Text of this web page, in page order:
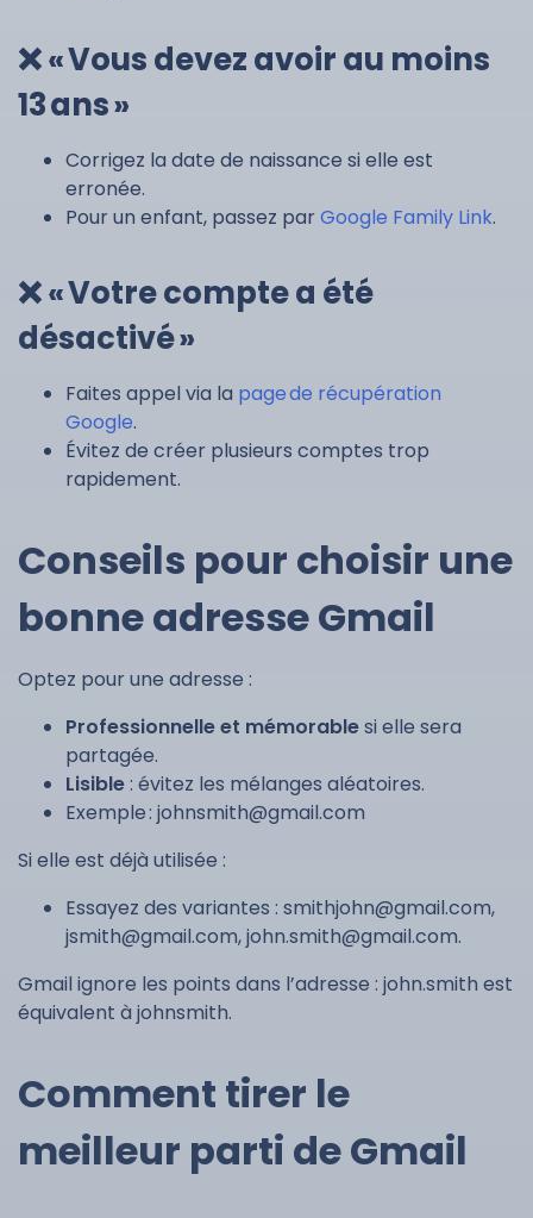
❌ « Vous devez avoir au moins
13 ans »
Corrigez la date de naissance si elle est
erronée.
Pour un enfant, passez parGoogle Family Link.
❌ « Votre compte a été
désactivé »
Faites appel via la page de récupération
Google.
Évitez de créer plusieurs comptes trop
rapidement.
Conseils pour choisir une
bonne adresse Gmail
Optez pour une adresse :
Professionnelle et mémorablesi elle sera
partagée.
Lisible : évitez les mélanges aléatoires.
Exemple : johnsmith@gmail.com
Si elle est déjà utilisée :
Essayez des variantes : smithjohn@gmail.com,
jsmith@gmail.com,john.smith@gmail.com.
Gmail ignore les points dans l’adresse : john.smith est
équivalent à johnsmith.
Comment tirer le
meilleur parti de Gmail